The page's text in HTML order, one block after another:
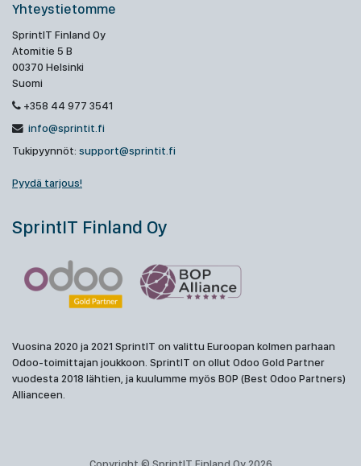
Yhteystietomme
SprintIT Finland Oy
Atomitie 5 B
00370 Helsinki
Suomi
+358 44 977 3541
info@sprintit.fi
Tukipyynnöt: support@sprintit.fi
Pyydä tarjous!
SprintIT Finland Oy
Vuosina 2020 ja 2021 SprintIT on valittu Euroopan kolmen parhaan
Odoo-toimittajan joukkoon. SprintIT on ollut Odoo Gold Partner
vuodesta 2018 lähtien, ja kuulumme myös BOP (Best Odoo Partners)
Allianceen.
Copyright © SprintIT Finland Oy 2026